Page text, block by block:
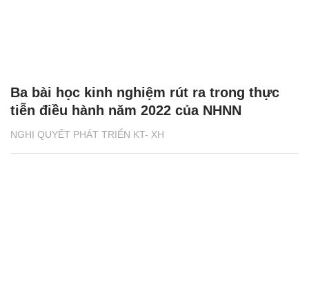
NGHỊ QUYẾT PHÁT TRIỂN KT- XH
Ba bài học kinh nghiệm rút ra trong thực
tiễn điều hành năm 2022 của NHNN